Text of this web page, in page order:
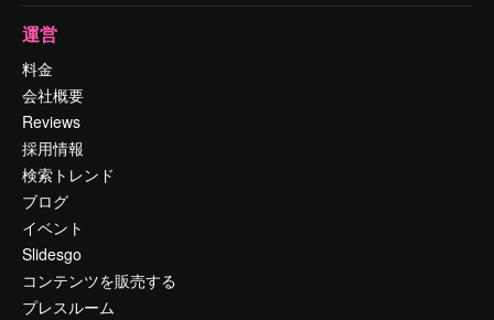
運営
料金
会社概要
Reviews
採用情報
検索トレンド
ブログ
イベント
Slidesgo
コンテンツを販売する
プレスルーム